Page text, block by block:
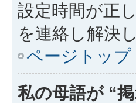
設定時間が正
を連絡し解決
ページトップ
私の母語が “